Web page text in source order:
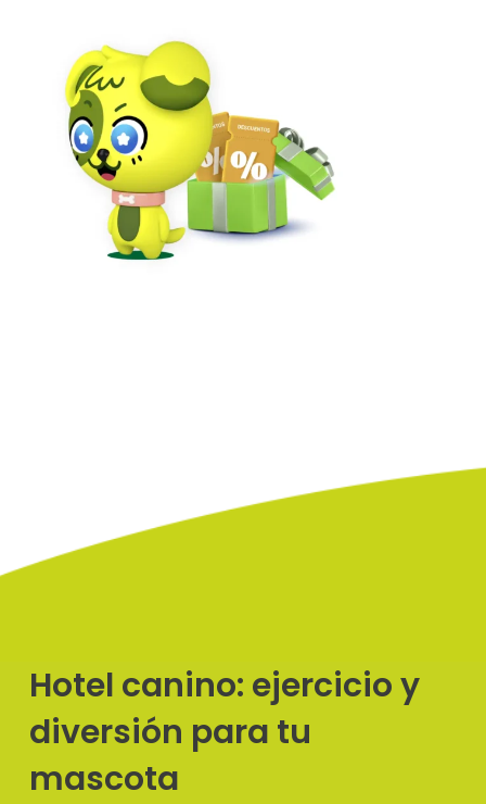
Hotel canino: ejercicio y
diversión para tu
mascota